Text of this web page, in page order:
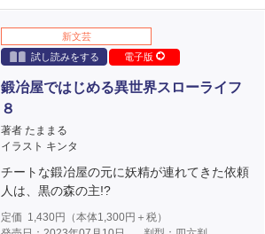
新文芸
試し読みをする
電子版
鍛冶屋ではじめる異世界スローライフ
８
著者 たままる
イラスト キンタ
チートな鍛冶屋の元に妖精が連れてきた依頼
人は、黒の森の主!?
定価 1,430円（本体1,300円＋税）